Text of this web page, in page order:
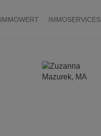
IMMOWERT IMMOSERVICES